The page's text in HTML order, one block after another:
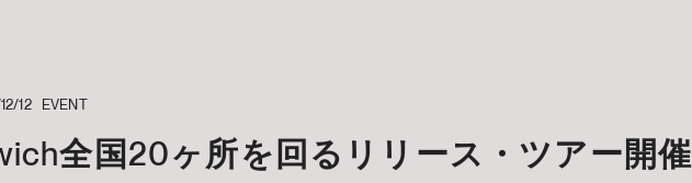
12 EVENT
全国20ヶ所を回るリリース・ツアー開催